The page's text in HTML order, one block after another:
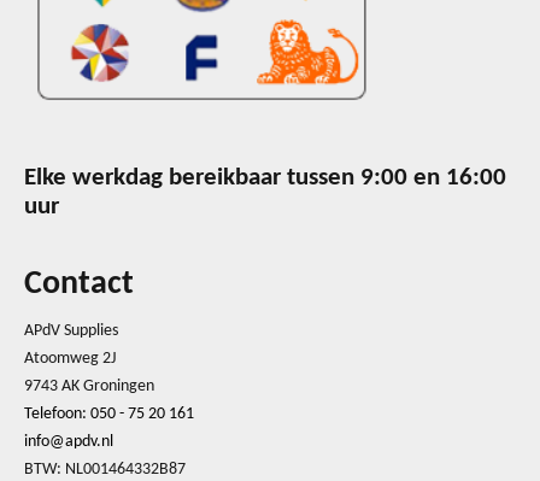
Elke werkdag bereikbaar tussen 9:00 en 16:00
uur
Contact
APdV Supplies
Atoomweg 2J
9743 AK Groningen
Telefoon: 050 - 75 20 161
info@apdv.nl
BTW: NL001464332B87